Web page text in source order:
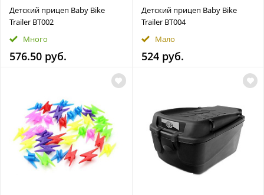
Детский прицеп Baby Bike
Trailer BT002
Много
576.50 руб.
Детский прицеп Baby Bike
Trailer BT004
Мало
524 руб.